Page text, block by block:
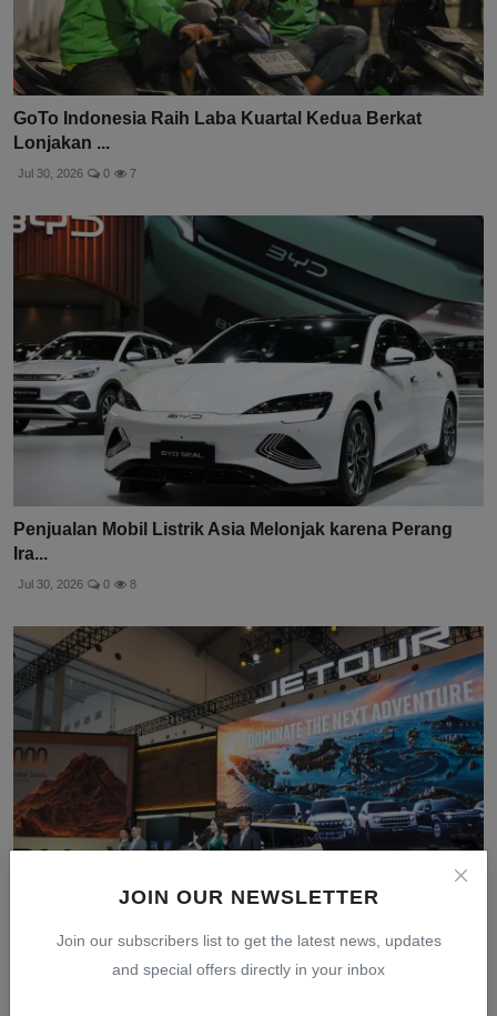
JOIN OUR NEWSLETTER
Join our subscribers list to get the latest news, updates
and special offers directly in your inbox
GoTo Indonesia Raih Laba Kuartal Kedua Berkat
Lonjakan ...
Jul 30, 2026 0 7
Penjualan Mobil Listrik Asia Melonjak karena Perang
Ira...
Jul 30, 2026 0 8
BYD dan Merek China Luncurkan Mobil Hybrid di